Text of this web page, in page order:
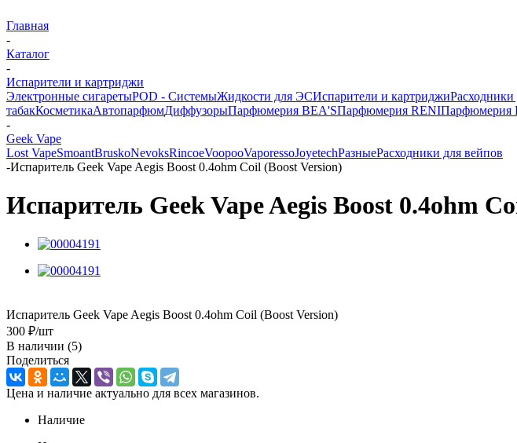
Главная
-
Каталог
-
Испарители и картриджи
Электронные сигаретыPOD - СистемыЖидкости для ЭСИспарители и картриджиРасходники
табакКосметикаАвтопарфюмДиффузорыПарфюмерия BEA'SПарфюмерия RENIПарфюмерия
-
Geek Vape
Lost VapeSmoantBruskoNevoksRincoeVoopooVaporessoJoyetechРазныеРасходники для вейпов
-Испаритель Geek Vape Aegis Boost 0.4ohm Coil (Boost Version)
Испаритель Geek Vape Aegis Boost 0.4ohm
Испаритель Geek Vape Aegis Boost 0.4ohm Coil (Boost Version)
300 ₽/шт
В наличии (5)
Поделиться
Цена и наличие актуально для всех магазинов.
Наличие